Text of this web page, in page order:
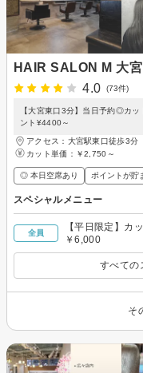
HAIR SALON M 大宮
4.0
(73件)
【大宮東口3分】当日予約◎カ
ント¥4400～
アクセス：大宮駅東口徒歩3分
カット単価： ￥2,750～
◎ 本日空席あり ポイントが貯
スペシャルメニュー
全員
【平日限定】カ
￥6,000
すべての
そ